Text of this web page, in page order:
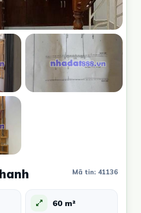
Mã tin: 41136
60 m²